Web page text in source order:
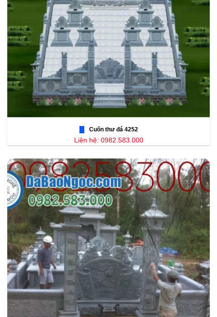
Cuốn thư đá 4252
Liên hệ: 0982.583.000